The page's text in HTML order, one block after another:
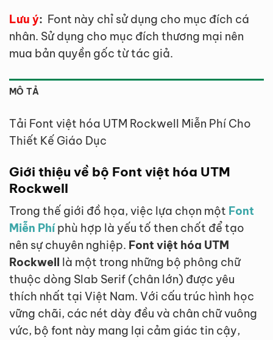
Lưu ý: Font này chỉ sử dụng cho mục đích cá
nhân. Sử dụng cho mục đích thương mại nên
mua bản quyền gốc từ tác giả.
MÔ TẢ
Tải Font việt hóa UTM Rockwell Miễn Phí Cho
Thiết Kế Giáo Dục
Giới thiệu về bộ Font việt hóa UTM
Rockwell
Trong thế giới đồ họa, việc lựa chọn một Font
Miễn Phíphù hợp là yếu tố then chốt để tạo
nên sự chuyên nghiệp. Font việt hóa UTM
Rockwell là một trong những bộ phông chữ
thuộc dòng Slab Serif (chân lớn) được yêu
thích nhất tại Việt Nam. Với cấu trúc hình học
vững chãi, các nét dày đều và chân chữ vuông
vức, bộ font này mang lại cảm giác tin cậy,